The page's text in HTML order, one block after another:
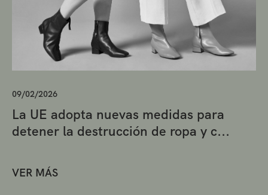
09/02/2026
La UE adopta nuevas medidas para
detener la destrucción de ropa y c...
VER MÁS